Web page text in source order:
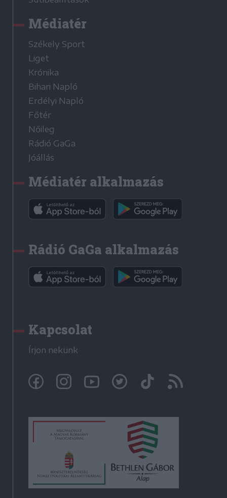
Médiatér
Székely Sport
Liget
Krónika
Bihari Napló
Erdélyi Napló
Főtér
Nőileg
Rádió GaGa
Jóállás
Médiatér alkalmazás
Rádió GaGa alkalmazás
Kapcsolat
Írjon nekünk